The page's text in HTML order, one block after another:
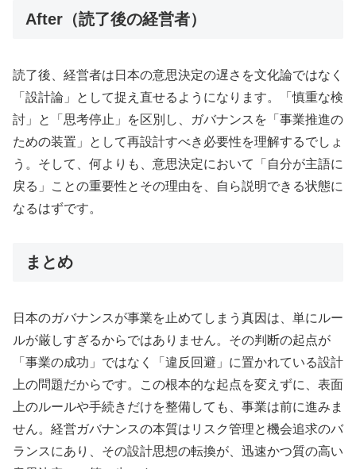
After（読了後の経営者）
読了後、経営者は日本の意思決定の遅さを文化論ではなく
「設計論」として捉え直せるようになります。「慎重な検
討」と「思考停止」を区別し、ガバナンスを「事業推進の
ための装置」として再設計すべき必要性を理解するでしょ
う。そして、何よりも、意思決定において「自分が主語に
戻る」ことの重要性とその理由を、自ら説明できる状態に
なるはずです。
まとめ
日本のガバナンスが事業を止めてしまう真因は、単にルー
ルが厳しすぎるからではありません。その判断の起点が
「事業の成功」ではなく「違反回避」に置かれている設計
上の問題だからです。この根本的な起点を変えずに、表面
上のルールや手続きだけを整備しても、事業は前に進みま
せん。経営ガバナンスの本質はリスク管理と機会追求のバ
ランスにあり、その設計思想の転換が、迅速かつ質の高い